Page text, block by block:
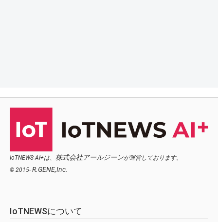
IoTNEWS AI+は、 株式会社アールジーンが運営しております。
© 2015- R.GENE,Inc.
IoTNEWSについて